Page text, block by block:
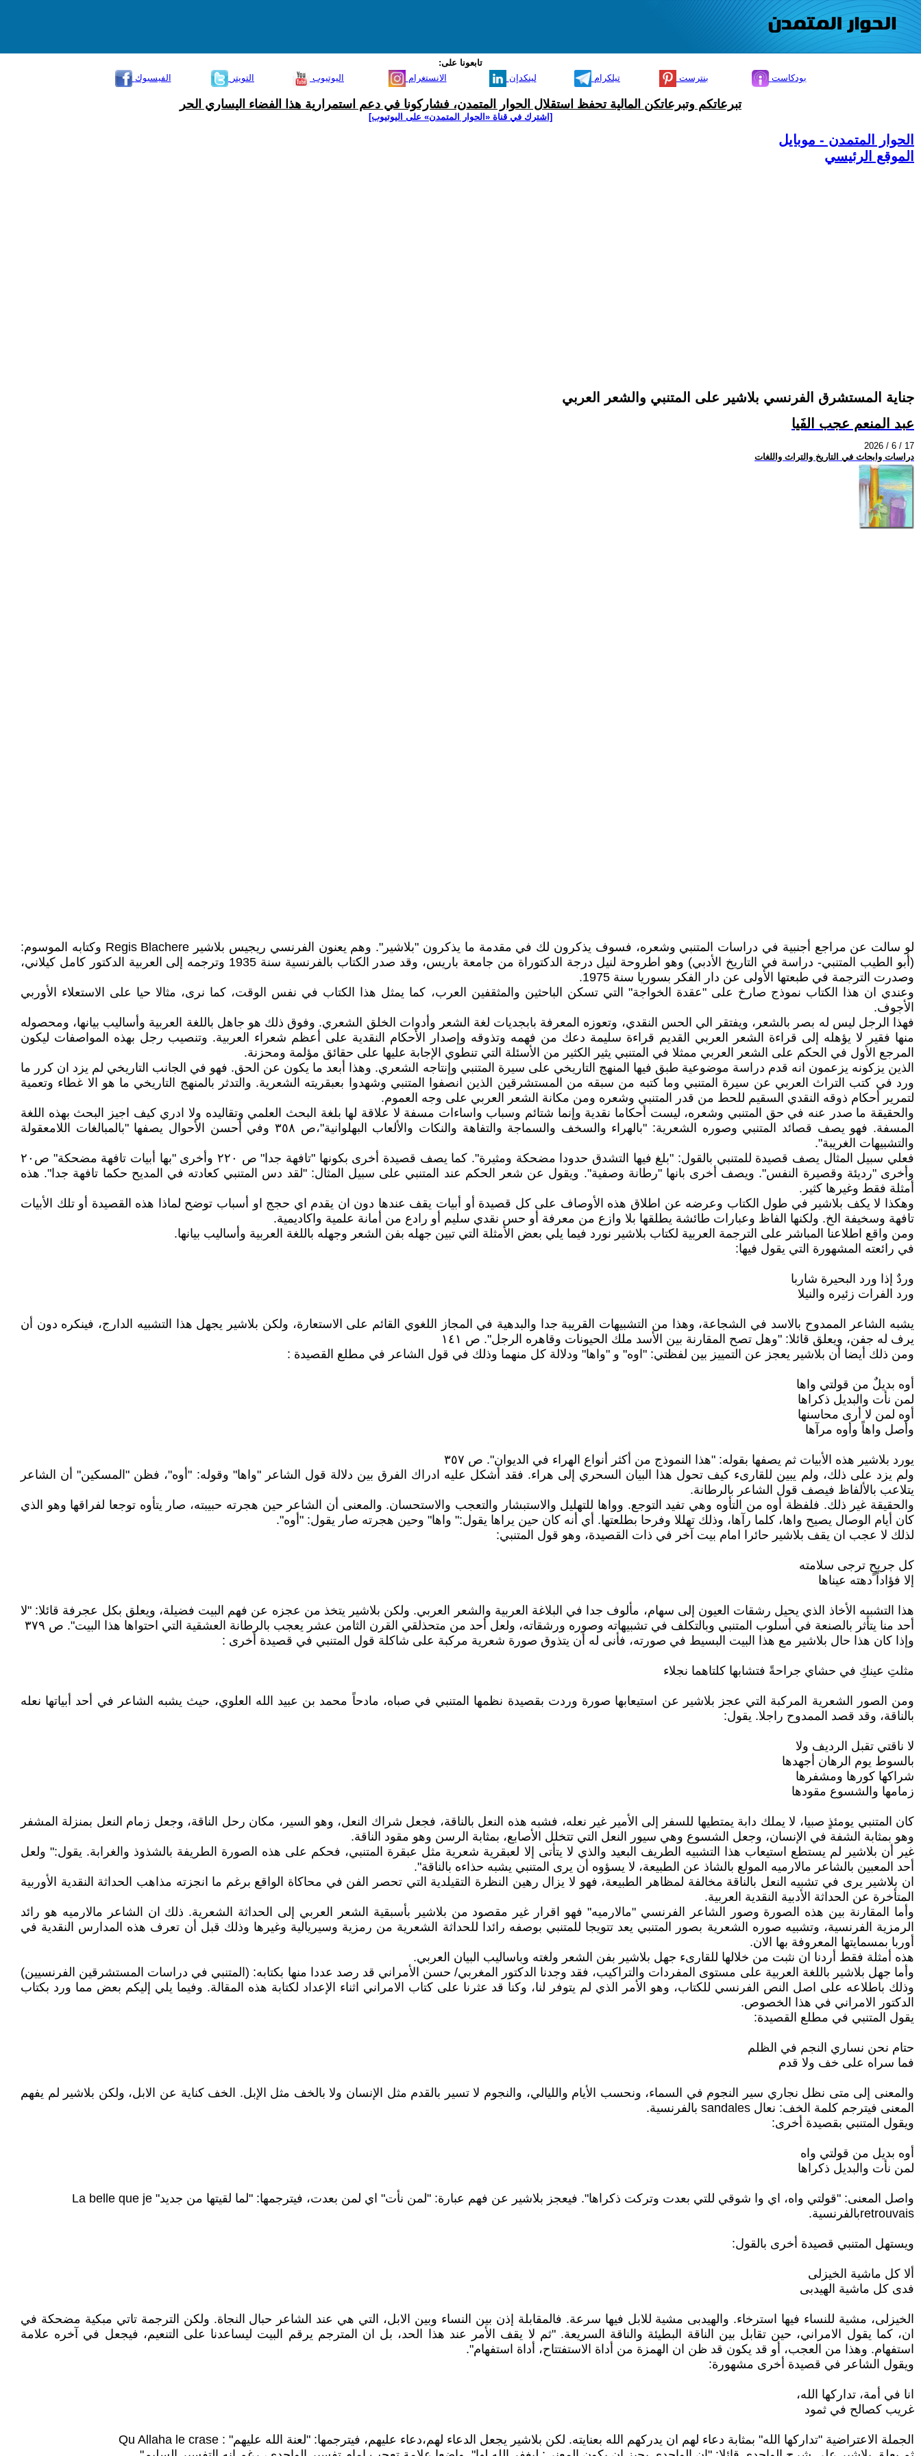
تابعونا على:
الفيسبوك
التويتر اليوتيوب الانستغرام لينكدإن تيلكرام بنترست بودكاست
تبرعاتكم وتبرعاتكن المالية تحفظ استقلال الحوار المتمدن، فشاركونا في دعم استمرارية هذا الفضاء اليساري الحر
[اشترك في قناة ‫«الحوار المتمدن» على اليوتيوب]
الحوار المتمدن - موبايل
الموقع الرئيسي
جناية المستشرق الفرنسي بلاشير على المتنبي والشعر العربي
عبد المنعم عجب الفَيا
2026 / 6 / 17
دراسات وابحاث في التاريخ والتراث واللغات
لو سالت عن مراجع أجنبية في دراسات المتنبي وشعره، فسوف يذكرون لك في مقدمة ما يذكرون "بلاشير". وهم يعنون الفرنسي ريجيس بلاشير Regis Blachere وكتابه الموسوم:
(أبو الطيب المتنبي- دراسة في التاريخ الأدبي) وهو اطروحة لنيل درجة الدكتوراة من جامعة باريس، وقد صدر الكتاب بالفرنسية سنة 1935 وترجمه إلى العربية الدكتور كامل كيلاني،
وصدرت الترجمة في طبعتها الأولى عن دار الفكر بسوريا سنة 1975.
وعندي ان هذا الكتاب نموذج صارخ على "عقدة الخواجة" التي تسكن الباحثين والمثقفين العرب، كما يمثل هذا الكتاب في نفس الوقت، كما نرى، مثالا حيا على الاستعلاء الأوربي
الأجوف.
فهذا الرجل ليس له بصر بالشعر، ويفتقر الي الحس النقدي، وتعوزه المعرفة بابجديات لغة الشعر وأدوات الخلق الشعري. وفوق ذلك هو جاهل باللغة العربية وأساليب بيانها، ومحصوله
منها فقير لا يؤهله إلى قراءة الشعر العربي القديم قراءة سليمة دعك من فهمه وتذوقه وإصدار الأحكام النقدية على أعظم شعراء العربية. وتنصيب رجل بهذه المواصفات ليكون
المرجع الأول في الحكم على الشعر العربي ممثلا في المتنبي يثير الكثير من الأسئلة التي تنطوي الإجابة عليها على حقائق مؤلمة ومحزنة.
الذين يزكونه يزعمون انه قدم دراسة موضوعية طبق فيها المنهج التاريخي على سيرة المتنبي وإنتاجه الشعري. وهذا أبعد ما يكون عن الحق. فهو في الجانب التاريخي لم يزد ان كرر ما
ورد في كتب التراث العربي عن سيرة المتنبي وما كتبه من سبقه من المستشرقين الذين انصفوا المتنبي وشهدوا بعبقريته الشعرية. والتدثر بالمنهج التاريخي ما هو الا غطاء وتعمية
لتمرير أحكام ذوقه النقدي السقيم للحط من قدر المتنبي وشعره ومن مكانة الشعر العربي على وجه العموم.
والحقيقة ما صدر عنه في حق المتنبي وشعره، ليست أحكاما نقدية وإنما شتائم وسباب واساءات مسفة لا علاقة لها بلغة البحث العلمي وتقاليده ولا ادري كيف اجيز البحث بهذه اللغة
المسفة. فهو يصف قصائد المتنبي وصوره الشعرية: "بالهراء والسخف والسماجة والتفاهة والنكات والألعاب البهلوانية"،ص ٣٥٨ وفي أحسن الأحوال يصفها "بالمبالغات اللامعقولة
والتشبيهات الغريبة".
فعلي سبيل المثال يصف قصيدة للمتنبي بالقول: "بلغ فيها التشدق حدودا مضحكة ومثيرة". كما يصف قصيدة أخرى بكونها "تافهة جدا" ص ٢٢٠ وأخرى "بها أبيات تافهة مضحكة" ص٢٠
وأخرى "رديئة وقصيرة النفس". ويصف أخرى بانها "رطانة وصفية". ويقول عن شعر الحكم عند المتنبي على سبيل المثال: "لقد دس المتنبي كعادته في المديح حكما تافهة جدا". هذه
أمثلة فقط وغيرها كثير.
وهكذا لا يكف بلاشير في طول الكتاب وعرضه عن اطلاق هذه الأوصاف على كل قصيدة أو أبيات يقف عندها دون ان يقدم اي حجج او أسباب توضح لماذا هذه القصيدة أو تلك الأبيات
تافهة وسخيفة الخ. ولكنها الفاظ وعبارات طائشة يطلقها بلا وازع من معرفة أو حس نقدي سليم أو رادع من أمانة علمية واكاديمية.
ومن واقع اطلاعنا المباشر على الترجمة العربية لكتاب بلاشير نورد فيما يلي بعض الأمثلة التي تبين جهله بفن الشعر وجهله باللغة العربية وأساليب بيانها.
في رائعته المشهورة التي يقول فيها:
وردٌ إذا ورد البحيرة شاربا
ورد الفرات زئيره والنيلا
يشبه الشاعر الممدوح بالاسد في الشجاعة، وهذا من التشبيهات القريبة جدا والبدهية في المجاز اللغوي القائم على الاستعارة، ولكن بلاشير يجهل هذا التشبيه الدارج، فينكره دون أن
يرف له جفن، ويعلق قائلا: "وهل تصح المقارنة بين الأسد ملك الحيونات وقاهره الرجل". ص ١٤١
ومن ذلك أيضا أن بلاشير يعجز عن التمييز بين لفظتي: "اوه" و "واها" ودلالة كل منهما وذلك في قول الشاعر في مطلع القصيدة :
أوه بديلٌ من قولتي واها
لمن نأت والبديل ذكراها
أوه لمن لا أرى محاسنها
وأصل واهاً وأوه مرآها
يورد بلاشير هذه الأبيات ثم يصفها بقوله: "هذا النموذج من أكثر أنواع الهراء في الديوان". ص ٣٥٧
ولم يزد على ذلك، ولم يبين للقارىء كيف تحول هذا البيان السحري إلى هراء. فقد أشكل عليه ادراك الفرق بين دلالة قول الشاعر "واها" وقوله: "أوه"، فظن "المسكين" أن الشاعر
يتلاعب بالألفاظ فيصف قول الشاعر بالرطانة.
والحقيقة غير ذلك. فلفظة أوه من التأوه وهي تفيد التوجع. وواها للتهليل والاستبشار والتعجب والاستحسان. والمعنى أن الشاعر حين هجرته حبيبته، صار يتأوه توجعا لفراقها وهو الذي
كان أيام الوصال يصيح واها، كلما رآها، وذلك تهللا وفرحا بطلعتها. أي أنه كان حين يراها يقول:" واها" وحين هجرته صار يقول: "أوه".
لذلك لا عجب ان يقف بلاشير حائرا امام بيت آخر في ذات القصيدة، وهو قول المتنبي:
كل جريحٍ ترجى سلامته
إلا فؤاداً دهته عيناها
هذا التشبيه الأخاذ الذي يحيل رشقات العيون إلى سهام، مألوف جدا في البلاغة العربية والشعر العربي. ولكن بلاشير يتخذ من عجزه عن فهم البيت فضيلة، ويعلق بكل عجرفة قائلا: "لا
أحد منا يتأثر بالصنعة في أسلوب المتنبي وبالتكلف في تشبيهاته وصوره ورشقاته، ولعل أحد من متحذلقي القرن الثامن عشر يعجب بالرطانة العشقية التي احتواها هذا البيت". ص ٣٧٩
وإذا كان هذا حال بلاشير مع هذا البيت البسيط في صورته، فأنى له أن يتذوق صورة شعرية مركبة على شاكلة قول المتنبي في قصيدة أخرى :
مثلتِ عينكِ في حشاي جراحةً فتشابها كلتاهما نجلاء
ومن الصور الشعرية المركبة التي عجز بلاشير عن استيعابها صورة وردت بقصيدة نظمها المتنبي في صباه، مادحاً محمد بن عبيد الله العلوي، حيث يشبه الشاعر في أحد أبياتها نعله
بالناقة، وقد قصد الممدوح راجلا. يقول:
لا ناقتي تقبل الرديف ولا
بالسوط يوم الرهان أجهدها
شراكها كورها ومشفرها
زمامها والشسوع مقودها
كان المتنبي يومئذٍ صبيا، لا يملك دابة يمتطيها للسفر إلى الأمير غير نعله، فشبه هذه النعل بالناقة، فجعل شراك النعل، وهو السير، مكان رحل الناقة، وجعل زمام النعل بمنزلة المشفر
وهو بمثابة الشفة في الإنسان، وجعل الشسوع وهي سيور النعل التي تتخلل الأصابع، بمثابة الرسن وهو مقود الناقة.
غير أن بلاشير لم يستطع استيعاب هذا التشبيه الطريف البعيد والذي لا يتأتى إلا لعبقرية شعرية مثل عبقرة المتنبي، فحكم على هذه الصورة الطريفة بالشذوذ والغرابة. يقول:" ولعل
أحد المعبين بالشاعر مالارميه المولع بالشاذ عن الطبيعة، لا يسؤوه أن يرى المتنبي يشبه حذاءه بالناقة".
ان بلاشير يرى في تشبيه النعل بالناقة مخالفة لمظاهر الطبيعة، فهو لا يزال رهين النظرة التقيلدية التي تحصر الفن في محاكاة الواقع برغم ما انجزته مذاهب الحداثة النقدية الأوربية
المتأخرة عن الحداثة الأدبية النقدية العربية.
وأما المقارنة بين هذه الصورة وصور الشاعر الفرنسي "مالارميه" فهو اقرار غير مقصود من بلاشير بأسبقية الشعر العربي إلى الحداثة الشعرية. ذلك ان الشاعر مالارميه هو رائد
الرمزية الفرنسية، وتشبيه صوره الشعرية بصور المتنبي يعد تتويجا للمتنبي بوصفه رائدا للحداثة الشعرية من رمزية وسيريالية وغيرها وذلك قبل أن تعرف هذه المدارس النقدية في
أوربا بمسمايتها المعروفة بها الان.
هذه أمثلة فقط أردنا ان نثبت من خلالها للقارىء جهل بلاشير بفن الشعر ولغته وباساليب البيان العربي.
وأما جهل بلاشير باللغة العربية على مستوى المفردات والتراكيب، فقد وجدنا الدكتور المغربي/ حسن الأمراني قد رصد عددا منها بكتابه: (المتنبي في دراسات المستشرقين الفرنسيين)
وذلك باطلاعه على اصل النص الفرنسي للكتاب، وهو الأمر الذي لم يتوفر لنا، وكنا قد عثرنا على كتاب الامراني اثناء الإعداد لكتابة هذه المقالة. وفيما يلي إليكم بعض مما ورد بكتاب
الدكتور الامراني في هذا الخصوص.
يقول المتنبي في مطلع القصيدة:
حتام نحن نساري النجم في الظلم
فما سراه على خف ولا قدم
والمعنى إلى متى نظل نجاري سير النجوم في السماء، ونحسب الأيام والليالي، والنجوم لا تسير بالقدم مثل الإنسان ولا بالخف مثل الإبل. الخف كناية عن الابل، ولكن بلاشير لم يفهم
المعنى فيترجم كلمة الخف: نعال sandales بالفرنسية.
ويقول المتنبي بقصيدة أخرى:
أوه بديل من قولتي واه
لمن نأت والبديل ذكراها
واصل المعنى: "قولتي واه، اي وا شوقي للتي بعدت وتركت ذكراها". فيعجز بلاشير عن فهم عبارة: "لمن نأت" اي لمن بعدت، فيترجمها: "لما لقيتها من جديد" La belle que je
retrouvaisبالفرنسية.
ويستهل المتنبي قصيدة أخرى بالقول:
ألا كل ماشية الخيزلى
فدى كل ماشية الهيدبى
الخيزلى، مشية للنساء فيها استرخاء. والهيدبى مشية للابل فيها سرعة. فالمقابلة إذن بين النساء وبين الابل، التي هي عند الشاعر حبال النجاة. ولكن الترجمة تاتي مبكية مضحكة في
ان، كما يقول الامراني، حين تقابل بين الناقة البطيئة والناقة السريعة. "ثم لا يقف الأمر عند هذا الحد، بل ان المترجم يرقم البيت ليساعدنا على التنعيم، فيجعل في آخره علامة
استفهام. وهذا من العجب، أو قد يكون قد ظن ان الهمزة من أداة الاستفتتاح، أداة استفهام".
ويقول الشاعر في قصيدة أخرى مشهورة:
انا في أمة، تداركها الله،
غريب كصالح في ثمود
الجملة الاعتراضية "تداركها الله" بمثابة دعاء لهم ان يدركهم الله بعنايته. لكن بلاشير يجعل الدعاء لهم،دعاء عليهم، فيترجمها: "لعنة الله عليهم" : Qu Allaha le crase